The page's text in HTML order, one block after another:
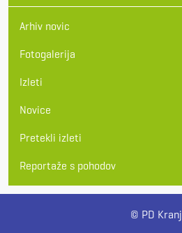
Arhiv novic
Fotogalerija
Izleti
Novice
Pretekli izleti
Reportaže s pohodov
© PD Kranj